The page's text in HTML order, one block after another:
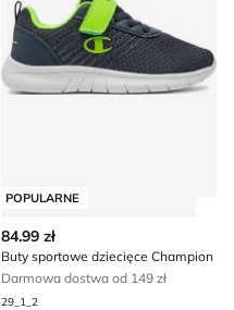
POPULARNE
84.99 zł
Buty sportowe dziecięce Champion
Darmowa dostwa od 149 zł
29_1_2